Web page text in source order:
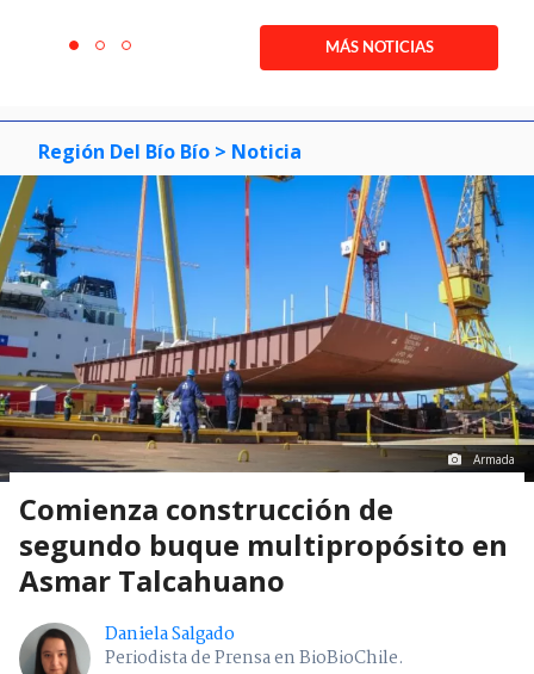
itemitemitem
MÁS NOTICIAS
Región Del Bío Bío > Noticia
Armada
Comienza construcción de
segundo buque multipropósito en
Asmar Talcahuano
Daniela Salgado
Periodista de Prensa en BioBioChile.